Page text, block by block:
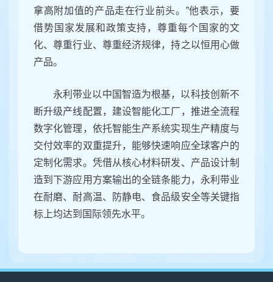
拿高附加值的产品走在行业前头。”他表示，要
借势国家发展和政策支持，尊重每个国家的文
化、尊重行业、尊重经济规律，持之以恒用心做
产品。
永利带业以中国智造为根基，以科技创新不
断升级产线配置，建设智能化工厂，推进全流程
数字化管理，依托智能生产系统实现生产精度与
交付效率的双重提升，能够快速响应全球客户的
定制化需求。凭借从核心材料研发、产品设计制
造到下游应用方案输出的全链条能力，永利带业
在耐磨、耐高温、防静电、食品级安全等关键指
标上均达到国际领先水平。